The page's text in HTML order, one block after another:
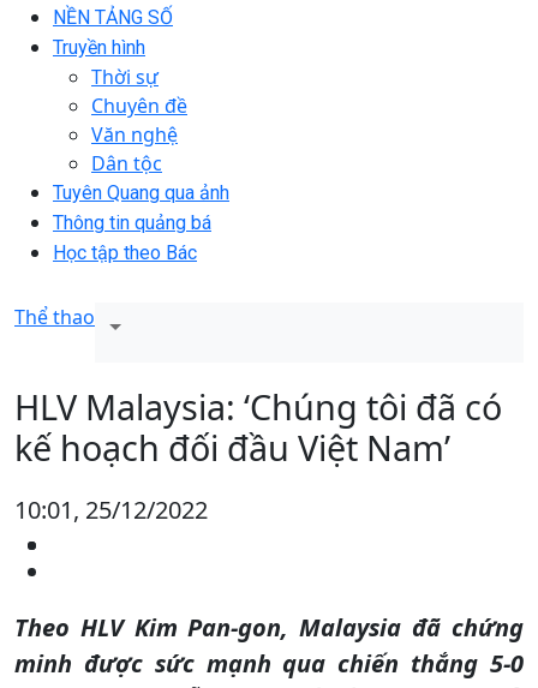
NỀN TẢNG SỐ
Truyền hình
Thời sự
Chuyên đề
Văn nghệ
Dân tộc
Tuyên Quang qua ảnh
Thông tin quảng bá
Học tập theo Bác
Thể thao
HLV Malaysia: ‘Chúng tôi đã có
kế hoạch đối đầu Việt Nam’
10:01, 25/12/2022
Theo HLV Kim Pan-gon, Malaysia đã chứng
minh được sức mạnh qua chiến thắng 5-0